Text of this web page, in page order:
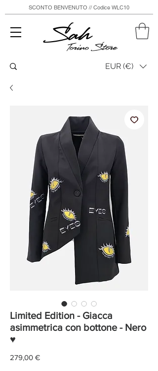
Sah
Torino Store
SCONTO BENVENUTO // Codice WLC10
EUR (€)
Limited Edition - Giacca
asimmetrica con bottone - Nero
♥
279,00 €Prezzo